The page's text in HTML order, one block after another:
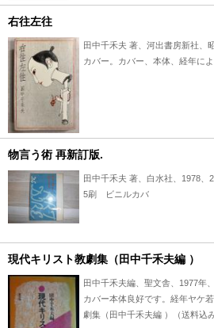
右往左往
田中千禾夫 著、河出書房新社
カバー。カバー、本体、経年に
物言う術 再新訂版.
田中千禾夫 著、白水社、1978、
5刷 ビニルカバ
現代キリスト教劇集（田中千禾夫編 ）
田中千禾夫編、聖文舎、1977年
カバー本体良好です。経年ヤケ
劇集（田中千禾夫編 ）（送料込み